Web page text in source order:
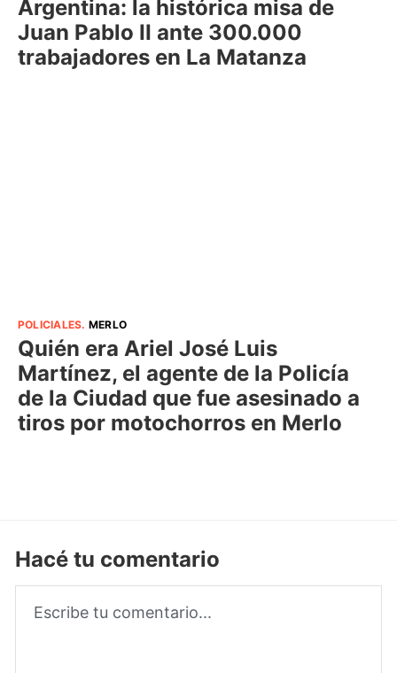
Argentina: la histórica misa de
Juan Pablo II ante 300.000
trabajadores en La Matanza
POLICIALES. MERLO
Quién era Ariel José Luis
Martínez, el agente de la Policía
de la Ciudad que fue asesinado a
tiros por motochorros en Merlo
Hacé tu comentario